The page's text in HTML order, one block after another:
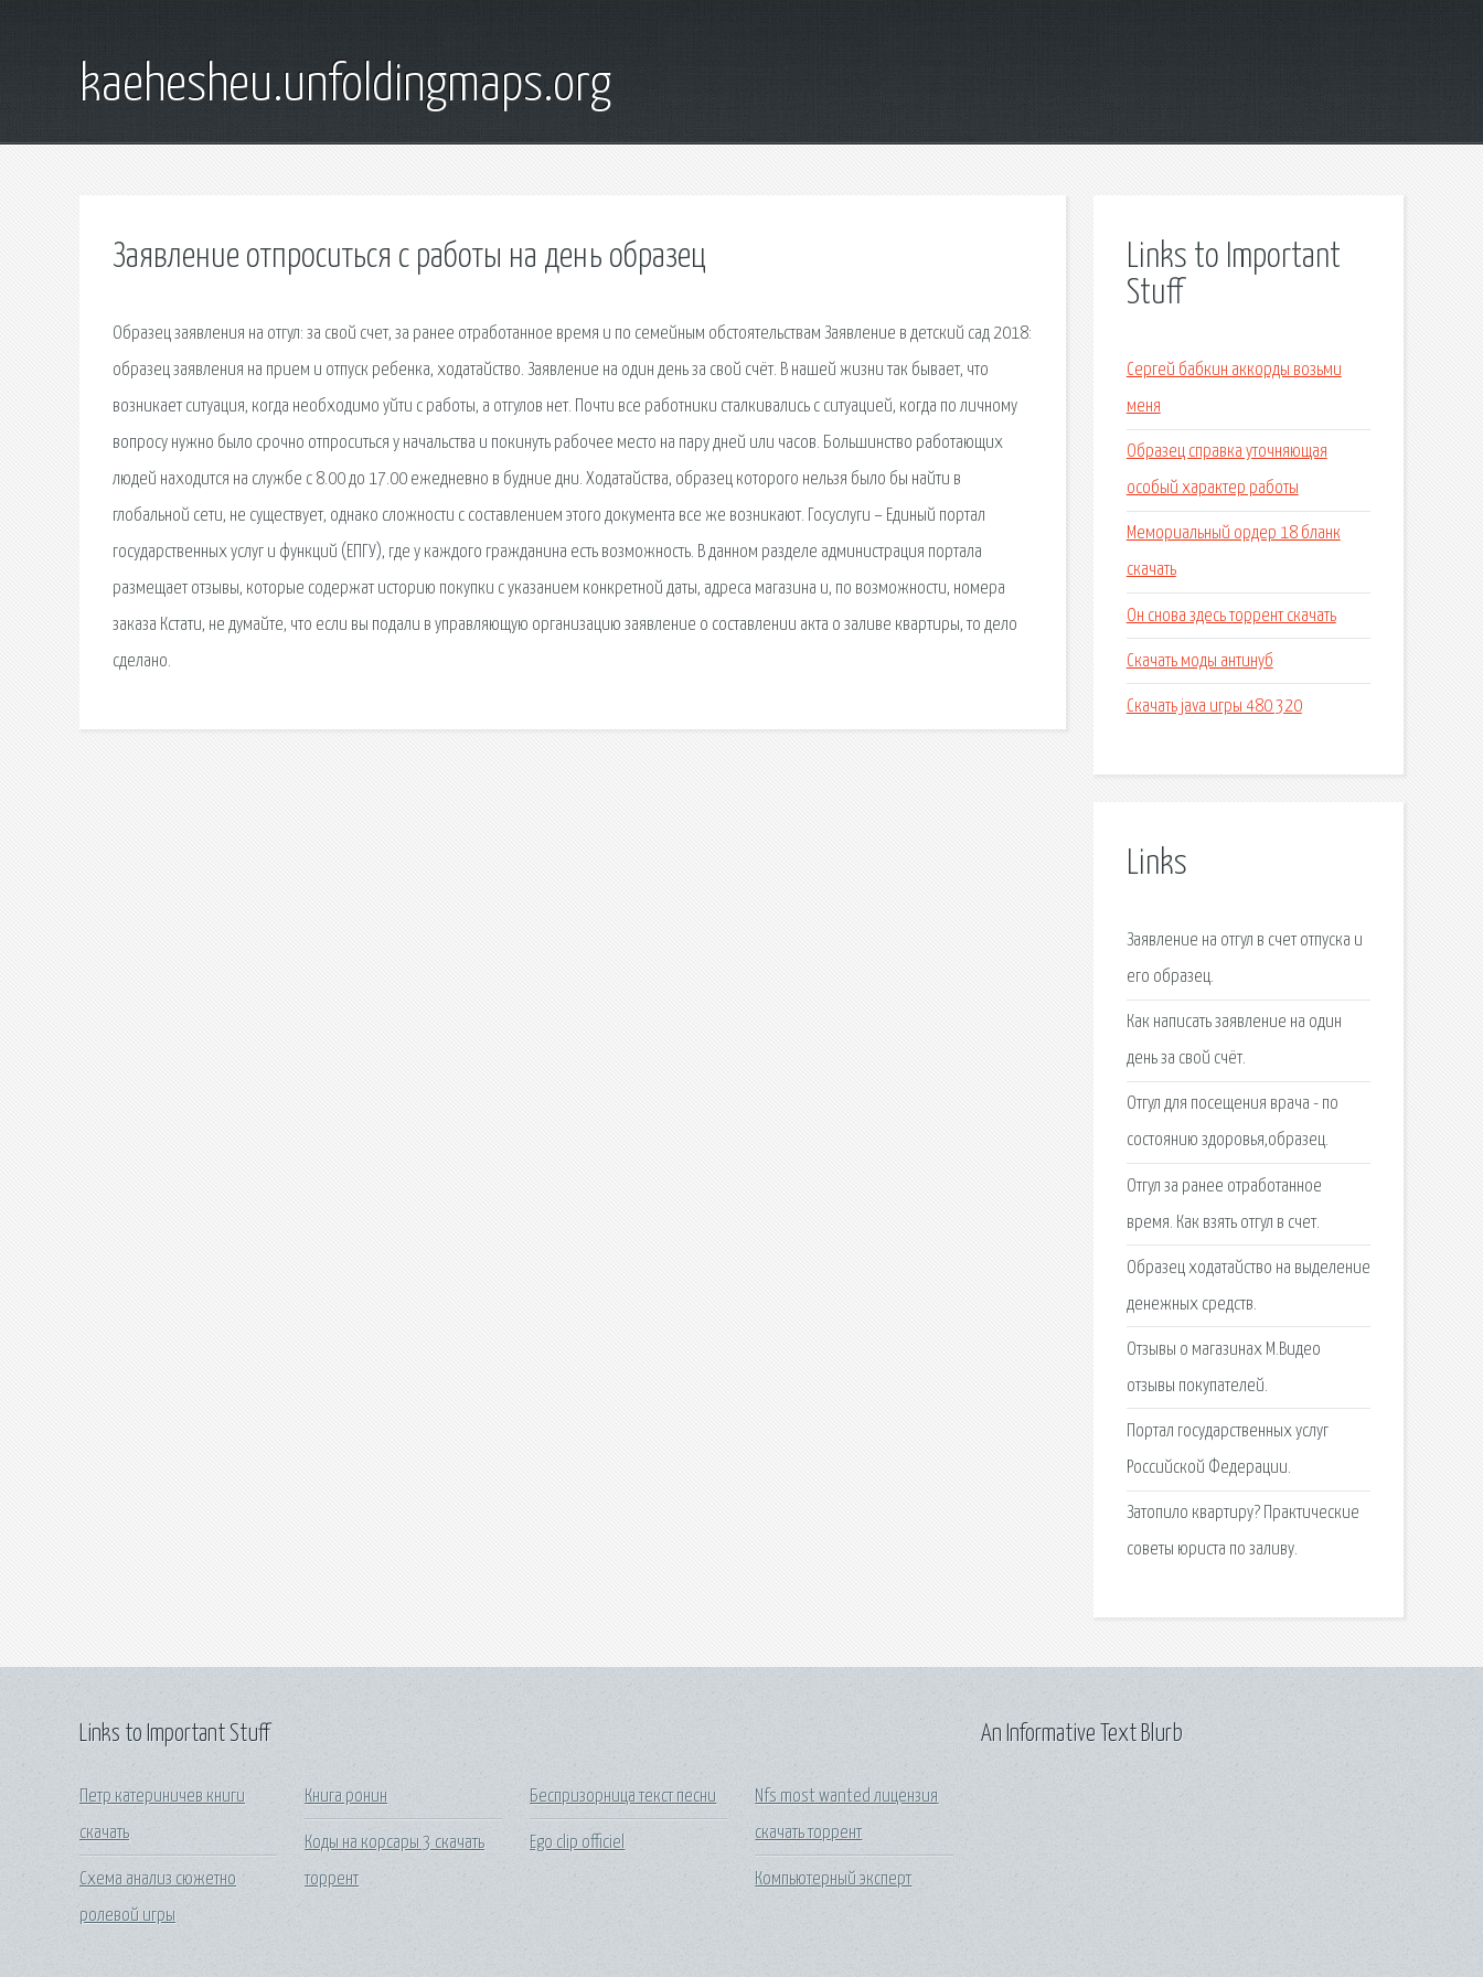
kaehesheu.unfoldingmaps.org
Заявление отпроситься с работы на день образец
Образец заявления на отгул: за свой счет, за ранее отработанное время и по семейным обстоятельствам Заявление в детский сад 2018:
образец заявления на прием и отпуск ребенка, ходатайство. Заявление на один день за свой счёт. В нашей жизни так бывает, что
возникает ситуация, когда необходимо уйти с работы, а отгулов нет. Почти все работники сталкивались с ситуацией, когда по личному
вопросу нужно было срочно отпроситься у начальства и покинуть рабочее место на пару дней или часов. Большинство работающих
людей находится на службе с 8.00 до 17.00 ежедневно в будние дни. Ходатайства, образец которого нельзя было бы найти в
глобальной сети, не существует, однако сложности с составлением этого документа все же возникают. Госуслуги – Единый портал
государственных услуг и функций (ЕПГУ), где у каждого гражданина есть возможность. В данном разделе администрация портала
размещает отзывы, которые содержат историю покупки с указанием конкретной даты, адреса магазина и, по возможности, номера
заказа Кстати, не думайте, что если вы подали в управляющую организацию заявление о составлении акта о заливе квартиры, то дело
сделано.
Links to Important
Stuff
Сергей бабкин аккорды возьми
меня
Образец справка уточняющая
особый характер работы
Мемориальный ордер 18 бланк
скачать
Он снова здесь торрент скачать
Скачать моды антинуб
Скачать java игры 480 320
Links
Заявление на отгул в счет отпуска и
его образец.
Как написать заявление на один
день за свой счёт.
Отгул для посещения врача - по
состоянию здоровья,образец.
Отгул за ранее отработанное
время. Как взять отгул в счет.
Образец ходатайство на выделение
денежных средств.
Отзывы о магазинах М.Видео
отзывы покупателей.
Портал государственных услуг
Российской Федерации.
Затопило квартиру? Практические
советы юриста по заливу.
Links to Important Stuff
Петр катериничев книги
скачать
Схема анализ сюжетно
ролевой игры
Книга ронин
Коды на корсары 3 скачать
торрент
Беспризорница текст песни
Ego clip officiel
Nfs most wanted лицензия
скачать торрент
Компьютерный эксперт
An Informative Text Blurb